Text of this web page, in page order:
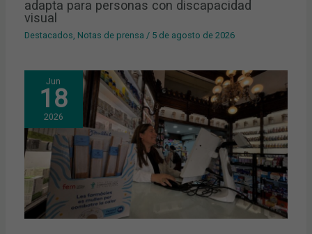
adapta para personas con discapacidad
visual
Destacados, Notas de prensa / 5 de agosto de 2026
Jun
18
2026